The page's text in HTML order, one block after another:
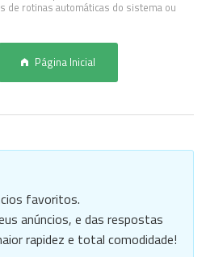
de rotinas automáticas do sistema ou
Página Inicial
favoritos.
anúncios, e das respostas
rapidez e total comodidade!